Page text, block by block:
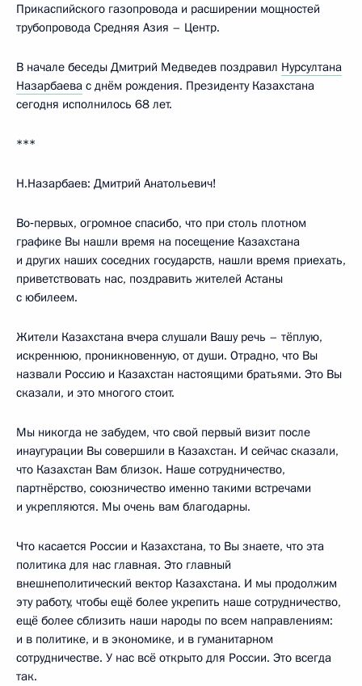
Прикаспийского газопровода и расширении мощностей
трубопровода Средняя Азия – Центр.
В начале беседы Дмитрий Медведев поздравил Нурсултана
Назарбаева с днём рождения. Президенту Казахстана
сегодня исполнилось 68 лет.
***
Н.Назарбаев: Дмитрий Анатольевич!
Во‑первых, огромное спасибо, что при столь плотном
графике Вы нашли время на посещение Казахстана
и других наших соседних государств, нашли время приехать,
приветствовать нас, поздравить жителей Астаны
с юбилеем.
Жители Казахстана вчера слушали Вашу речь – тёплую,
искреннюю, проникновенную, от души. Отрадно, что Вы
назвали Россию и Казахстан настоящими братьями. Это Вы
сказали, и это многого стоит.
Мы никогда не забудем, что свой первый визит после
инаугурации Вы совершили в Казахстан. И сейчас сказали,
что Казахстан Вам близок. Наше сотрудничество,
партнёрство, союзничество именно такими встречами
и укрепляются. Мы очень вам благодарны.
Что касается России и Казахстана, то Вы знаете, что эта
политика для нас главная. Это главный
внешнеполитический вектор Казахстана. И мы продолжим
эту работу, чтобы ещё более укрепить наше сотрудничество,
ещё более сблизить наши народы по всем направлениям:
и в политике, и в экономике, и в гуманитарном
сотрудничестве. У нас всё открыто для России. Это всегда
так.